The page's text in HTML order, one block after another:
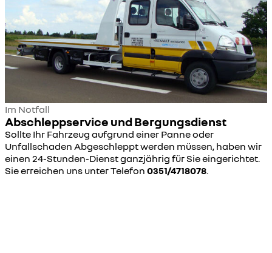
Im Notfall
Abschleppservice und Bergungsdienst
Sollte Ihr Fahrzeug aufgrund einer Panne oder
Unfallschaden Abgeschleppt werden müssen, haben wir
einen 24-Stunden-Dienst ganzjährig für Sie eingerichtet.
Sie erreichen uns unter Telefon 0351/4718078.